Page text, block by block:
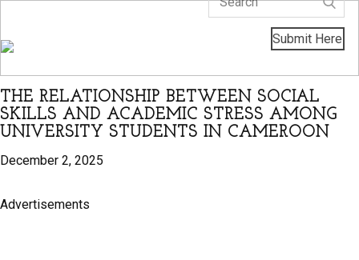
Submit Here
Home Editorial
THE RELATIONSHIP BETWEEN SOCIAL
SKILLS AND ACADEMIC STRESS AMONG
UNIVERSITY STUDENTS IN CAMEROON
December 2, 2025
Advertisements